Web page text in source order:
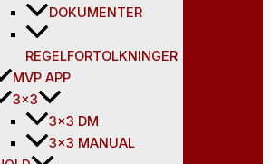
DOKUMENTER
REGELFORTOLKNINGER
MVP APP
3×3
3×3 DM
3×3 MANUAL